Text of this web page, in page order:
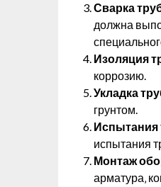
Сварка
должна
Изоляция
коррозию.
Укладка
грунтом.
Испытания
испытания
Монтаж
арматура‚